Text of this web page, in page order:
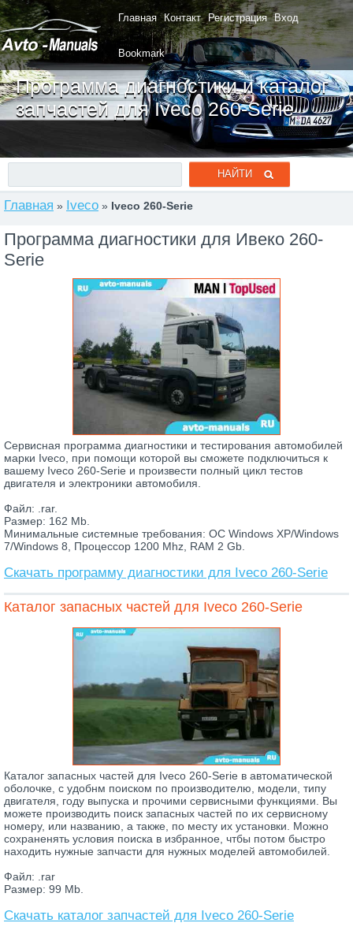
Главная Контакт Регистрация Вход
Bookmark
Программа диагностики и каталог
запчастей для Iveco 260-Serie
Главная » Iveco » Iveco 260-Serie
Программа диагностики для Ивеко 260-
Serie
Сервисная программа диагностики и тестирования автомобилей
марки Iveco, при помощи которой вы сможете подключиться к
вашему Iveco 260-Serie и произвести полный цикл тестов
двигателя и электроники автомобиля.
Файл: .rar.
Размер: 162 Mb.
Минимальные системные требования: ОС Windows XP/Windows
7/Windows 8, Процессор 1200 Mhz, RAM 2 Gb.
Скачать программу диагностики для Iveco 260-Serie
Каталог запасных частей для Iveco 260-Serie
Каталог запасных частей для Iveco 260-Serie в автоматической
оболочке, с удобнм поиском по производителю, модели, типу
двигателя, году выпуска и прочими сервисными функциями. Вы
можете производить поиск запасных частей по их сервисному
номеру, или названию, а также, по месту их установки. Можно
сохраненять условия поиска в избранное, чтбы потом быстро
находить нужные запчасти для нужных моделей автомобилей.
Файл: .rar
Размер: 99 Mb.
Скачать каталог запчастей для Iveco 260-Serie